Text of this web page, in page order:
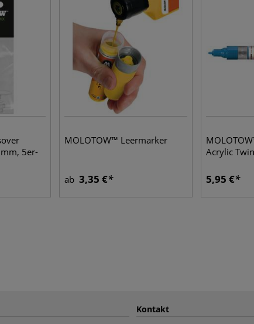
5er-
MOLOTOW™ Leermarker
ab 3,35 €
Acrylic
5,95 €
Kontakt